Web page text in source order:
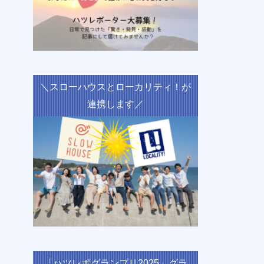
＼スローハウスとローカリティ！が
連携します／